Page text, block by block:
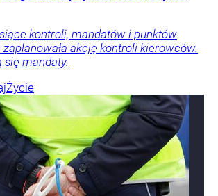
kontroli, mandatów i punktów
akcję kontroli kierowców.
się mandaty.
Życie